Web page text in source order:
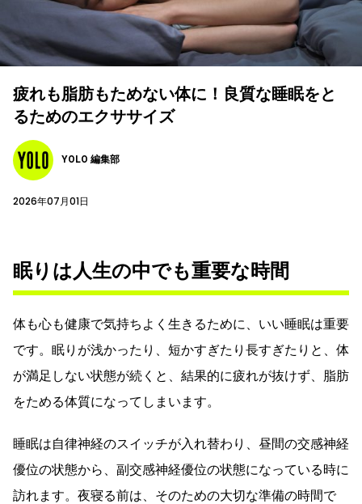
疲れも脂肪もためない体に！良質な睡眠をと
るためのエクササイズ
YOLO 編集部
2026年07月01日
眠りは人生の中でも重要な時間
体も心も健康で気持ちよく生きるために、いい睡眠は重要
です。眠りが浅かったり、短かすぎたり長すぎたりと、体
が満足しない状態が続くと、結果的に疲れが抜けず、脂肪
をためる体質になってしまいます。
睡眠は自律神経のスイッチが入れ替わり、昼間の交感神経
優位の状態から、副交感神経優位の状態になっている時に
訪れます。夜寝る前は、そのための大切な準備の時間で